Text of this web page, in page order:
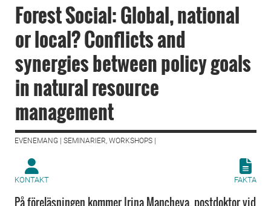
Forest Social: Global, national
or local? Conflicts and
synergies between policy goals
in natural resource
management
EVENEMANG | SEMINARIER, WORKSHOPS |
KONTAKT FAKTA
På föreläsningen kommer Irina Mancheva, postdoktor vid